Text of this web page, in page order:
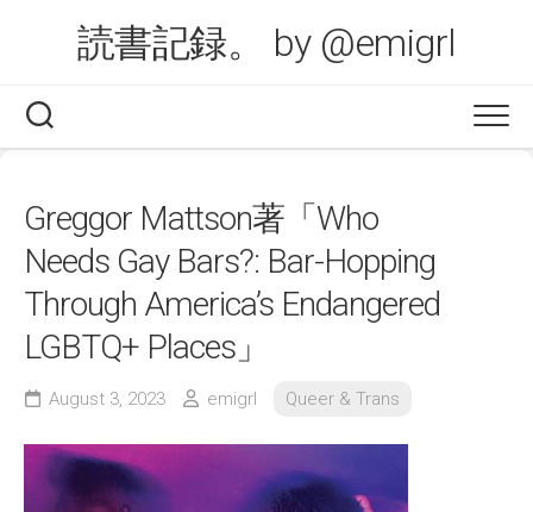
読書記録。 by @emigrl
Greggor Mattson著「Who
Needs Gay Bars?: Bar-Hopping
Through America’s Endangered
LGBTQ+ Places」
August 3, 2023 emigrl Queer & Trans